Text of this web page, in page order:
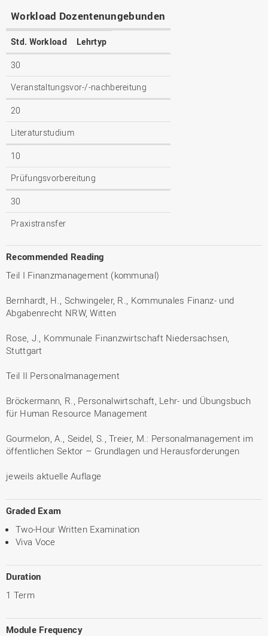
Workload Dozentenungebunden
Std. Workload Lehrtyp
30
Veranstaltungsvor-/-nachbereitung
20
Literaturstudium
10
Prüfungsvorbereitung
30
Praxistransfer
Recommended Reading
Teil I Finanzmanagement (kommunal)
Bernhardt, H., Schwingeler, R., Kommunales Finanz- und
Abgabenrecht NRW, Witten
Rose, J., Kommunale Finanzwirtschaft Niedersachsen,
Stuttgart
Teil II Personalmanagement
Bröckermann, R., Personalwirtschaft, Lehr- und Übungsbuch
für Human Resource Management
Gourmelon, A., Seidel, S., Treier, M.: Personalmanagement im
öffentlichen Sektor – Grundlagen und Herausforderungen
jeweils aktuelle Auflage
Graded Exam
Two-Hour Written Examination
Viva Voce
Duration
1 Term
Module Frequency